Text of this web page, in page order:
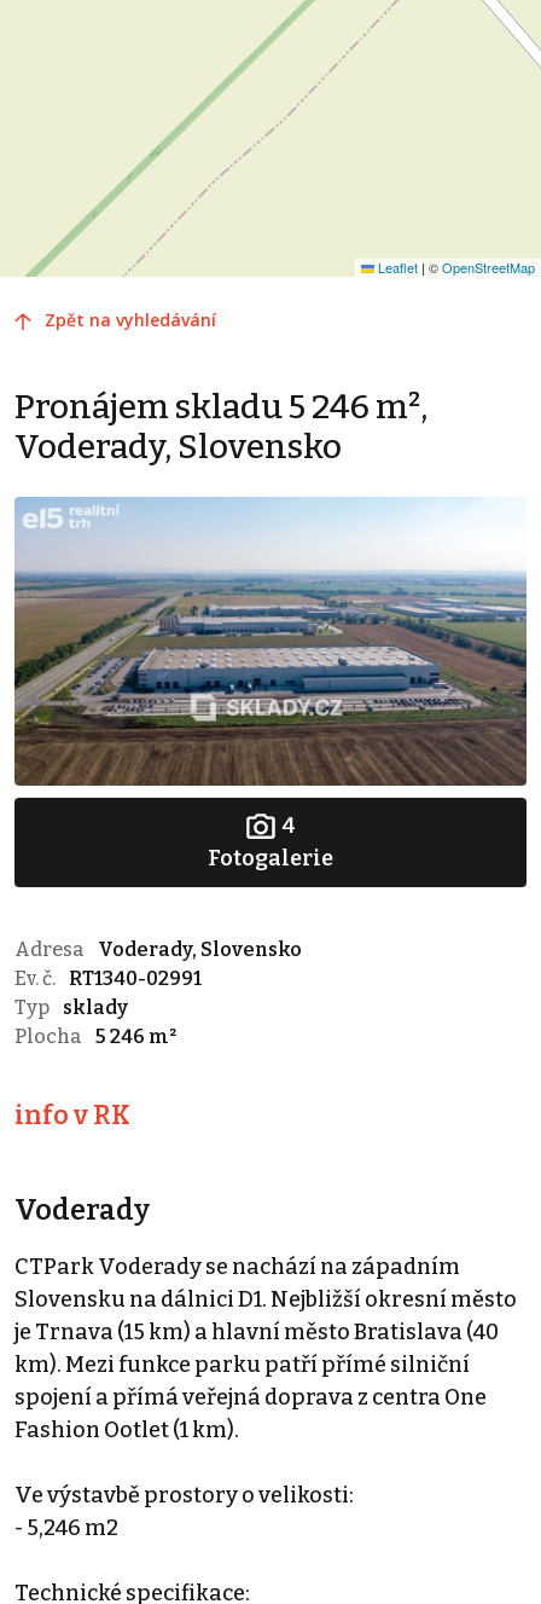
Leaflet | ©OpenStreetMap
Zpět na vyhledávání
Pronájem skladu 5 246 m²,
Voderady, Slovensko
4
Fotogalerie
Adresa
Voderady, Slovensko
Ev. č.
RT1340-02991
Typ
sklady
Plocha
5 246 m²
info v RK
Voderady
CTPark Voderady se nachází na západním
Slovensku na dálnici D1. Nejbližší okresní město
je Trnava (15 km) a hlavní město Bratislava (40
km). Mezi funkce parku patří přímé silniční
spojení a přímá veřejná doprava z centra One
Fashion Ootlet (1 km).
Ve výstavbě prostory o velikosti:
- 5,246 m2
Technické specifikace: